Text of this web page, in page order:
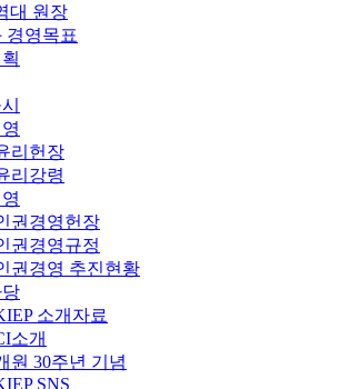
대 원장
경영목표
리헌장
리강령
권경영헌장
권경영규정
권경영 추진현황
소개자료
소개
원 30주년 기념
SNS